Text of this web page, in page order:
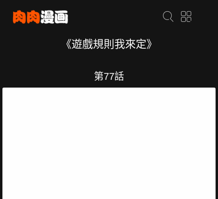
《遊戲規則我來定》
第77話